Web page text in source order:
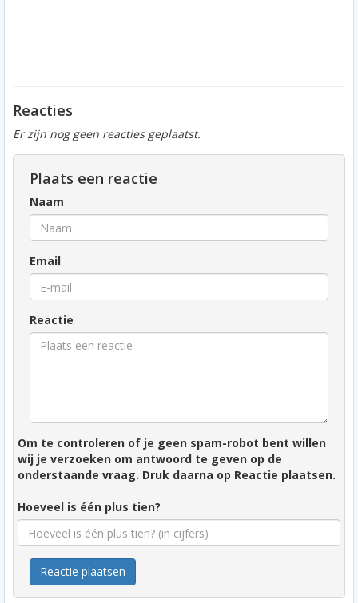
Reacties
Er zijn nog geen reacties geplaatst.
Plaats een reactie
Naam
Email
Reactie
Om te controleren of je geen spam-robot bent willen
wij je verzoeken om antwoord te geven op de
onderstaande vraag. Druk daarna op Reactie plaatsen.
Hoeveel is één plus tien?
Reactie plaatsen